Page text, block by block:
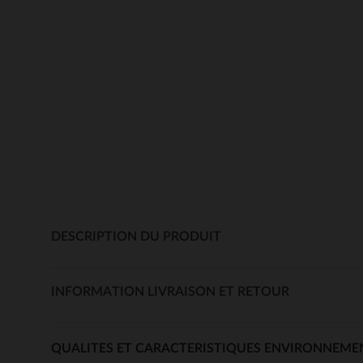
DESCRIPTION DU PRODUIT
INFORMATION LIVRAISON ET RETOUR
QUALITES ET CARACTERISTIQUES